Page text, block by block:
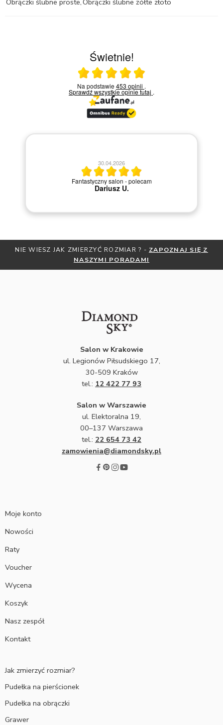
Obrączki ślubne proste,Obrączki ślubne żółte złoto
Świetnie!
Ocena średnia 5 na 5
Na podstawie453 opinii .
Sprawdź wszystkie opinietutaj .
20.04.2026
Szybka i sprawna obsługa.
NIE WIESZ JAK ZMIERZYĆ ROZMIAR ? - ZAPOZNAJ SIĘ Z
NASZYMI PORADAMI
Salon w Krakowie
ul. Legionów Piłsudskiego 17,
30-509 Kraków
tel.: 12 422 77 93
Salon w Warszawie
ul. Elektoralna 19,
00–137 Warszawa
tel.: 22 654 73 42
zamowienia@diamondsky.pl
Moje konto
Nowości
Raty
Voucher
Wycena
Koszyk
Nasz zespół
Kontakt
Jak zmierzyć rozmiar?
Pudełka na pierścionek
Pudełka na obrączki
Grawer